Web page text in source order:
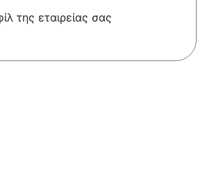
της εταιρείας σας